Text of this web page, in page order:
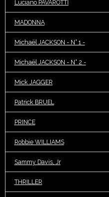
Luciano PAVAROTTI
MADONNA
Michaël JACKSON - N° 1 -
Michaël JACKSON - N° 2 -
Mick JAGGER
Patrick BRUEL
PRINCE
Robbie WILLIAMS
Sammy Davis, Jr
THRILLER